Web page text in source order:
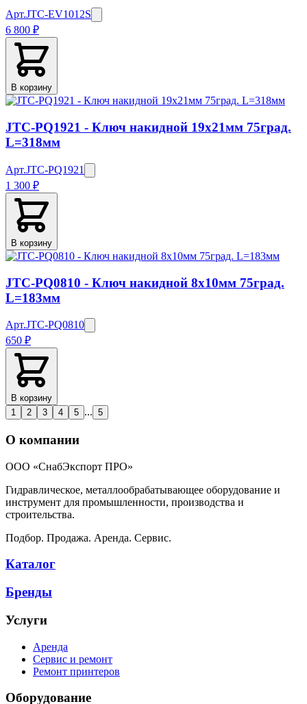
Арт.JTC-EV1012S
6 800 ₽
В корзину
JTC-PQ1921 - Ключ накидной 19х21мм 75град.
L=318мм
Арт.JTC-PQ1921
1 300 ₽
В корзину
JTC-PQ0810 - Ключ накидной 8х10мм 75град.
L=183мм
Арт.JTC-PQ0810
650 ₽
В корзину
1
2 3 4 5 ... 5
О компании
ООО «СнабЭкспорт ПРО»
Гидравлическое, металлообрабатывающее оборудование и
инструмент для промышленности, производства и
строительства.
Подбор. Продажа. Аренда. Сервис.
Каталог
Бренды
Услуги
Аренда
Сервис и ремонт
Ремонт принтеров
Оборудование